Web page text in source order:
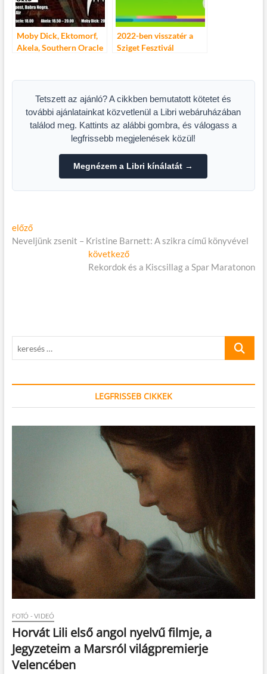
Moby Dick, Ektomorf,
Akela, Southern Oracle
2022-ben visszatér a
Sziget Fesztivál
Tetszett az ajánló? A cikkben bemutatott kötetet és
további ajánlatainkat közvetlenül a Libri webáruházában
találod meg. Kattints az alábbi gombra, és válogass a
legfrissebb megjelenések közül!
Megnézem a Libri kínálatát →
Bejegyzés
navigáció
előzőElőző
cikk:
Neveljünk zsenit – Kristine Barnett: A szikra című könyvével
következőKövetkező
cikk:
Rekordok és a Kiscsillag a Spar Maratonon
keresés
LEGFRISSEB CIKKEK
FOTÓ - VIDEÓ
Horvát Lili első angol nyelvű filmje, a
Jegyzeteim a Marsról világpremierje
Velencében